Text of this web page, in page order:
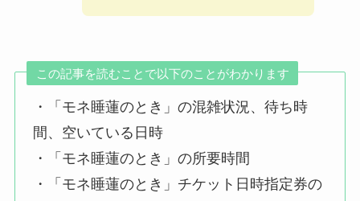
この記事を読むことで以下のことがわかります
・「モネ睡蓮のとき」の混雑状況、待ち時
間、空いている日時
・「モネ睡蓮のとき」の所要時間
・「モネ睡蓮のとき」チケット日時指定券の